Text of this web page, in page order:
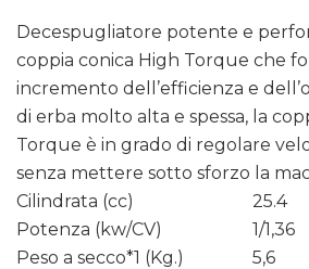
Decespugliatore potente e
coppia conica High Torque che
incremento dell’efficienza e
di erba molto alta e spessa, la
Torque è in grado di regolare
senza mettere sotto sforzo la
Cilindrata (cc)
25.4
Potenza (kw/CV)
1/1,36
Peso a secco*1 (Kg.)
5,6